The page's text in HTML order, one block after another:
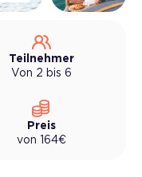
Teilnehmer
Von 2 bis 6
Preis
von
164€